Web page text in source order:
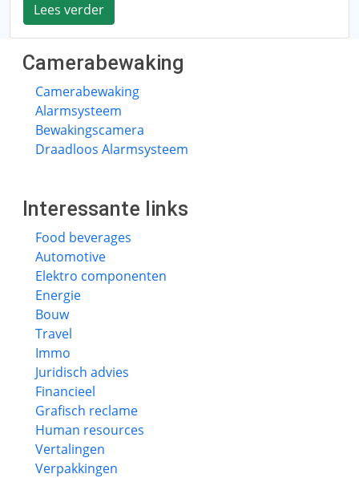
Lees verder
Camerabewaking
Camerabewaking
Alarmsysteem
Bewakingscamera
Draadloos Alarmsysteem
Interessante links
Food beverages
Automotive
Elektro componenten
Energie
Bouw
Travel
Immo
Juridisch advies
Financieel
Grafisch reclame
Human resources
Vertalingen
Verpakkingen